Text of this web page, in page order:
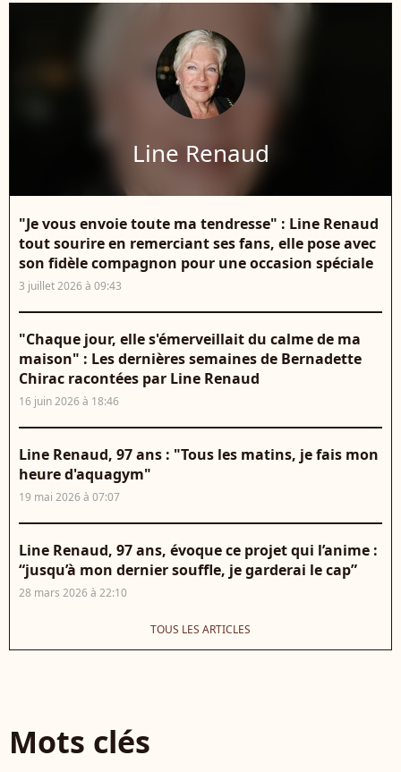
Line Renaud
"Je vous envoie toute ma tendresse" : Line Renaud
tout sourire en remerciant ses fans, elle pose avec
son fidèle compagnon pour une occasion spéciale
3 juillet 2026 à 09:43
"Chaque jour, elle s'émerveillait du calme de ma
maison" : Les dernières semaines de Bernadette
Chirac racontées par Line Renaud
16 juin 2026 à 18:46
Line Renaud, 97 ans : "Tous les matins, je fais mon
heure d'aquagym"
19 mai 2026 à 07:07
Line Renaud, 97 ans, évoque ce projet qui l’anime :
“jusqu’à mon dernier souffle, je garderai le cap”
28 mars 2026 à 22:10
TOUS LES ARTICLES
Mots clés